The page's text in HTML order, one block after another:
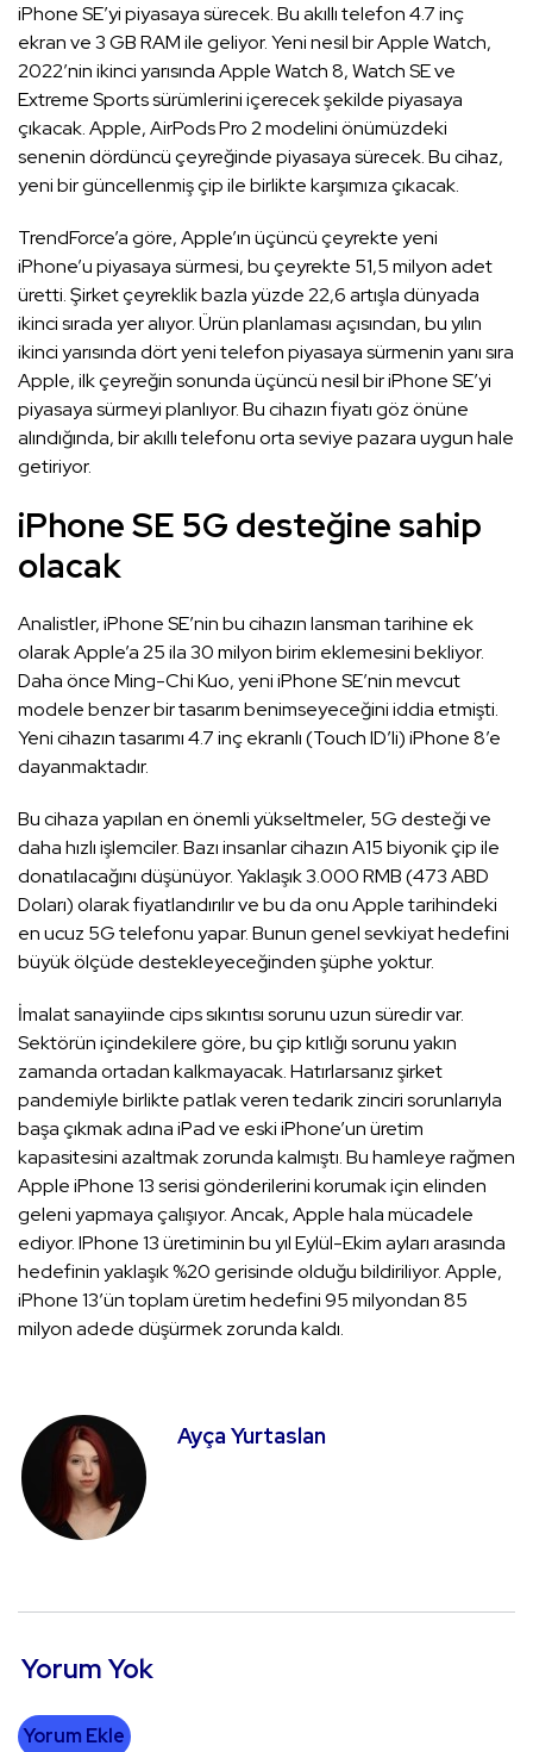
iPhone SE’yi piyasaya sürecek. Bu akıllı telefon 4.7 inç
ekran ve 3 GB RAM ile geliyor. Yeni nesil bir Apple Watch,
2022’nin ikinci yarısında Apple Watch 8, Watch SE ve
Extreme Sports sürümlerini içerecek şekilde piyasaya
çıkacak. Apple, AirPods Pro 2 modelini önümüzdeki
senenin dördüncü çeyreğinde piyasaya sürecek. Bu cihaz,
yeni bir güncellenmiş çip ile birlikte karşımıza çıkacak.
TrendForce’a göre, Apple’ın üçüncü çeyrekte yeni
iPhone’u piyasaya sürmesi, bu çeyrekte 51,5 milyon adet
üretti. Şirket çeyreklik bazla yüzde 22,6 artışla dünyada
ikinci sırada yer alıyor. Ürün planlaması açısından, bu yılın
ikinci yarısında dört yeni telefon piyasaya sürmenin yanı sıra
Apple, ilk çeyreğin sonunda üçüncü nesil bir iPhone SE’yi
piyasaya sürmeyi planlıyor. Bu cihazın fiyatı göz önüne
alındığında, bir akıllı telefonu orta seviye pazara uygun hale
getiriyor.
iPhone SE 5G desteğine sahip
olacak
Analistler, iPhone SE’nin bu cihazın lansman tarihine ek
olarak Apple’a 25 ila 30 milyon birim eklemesini bekliyor.
Daha önce Ming-Chi Kuo, yeni iPhone SE’nin mevcut
modele benzer bir tasarım benimseyeceğini iddia etmişti.
Yeni cihazın tasarımı 4.7 inç ekranlı (Touch ID’li) iPhone 8’e
dayanmaktadır.
Bu cihaza yapılan en önemli yükseltmeler, 5G desteği ve
daha hızlı işlemciler. Bazı insanlar cihazın A15 biyonik çip ile
donatılacağını düşünüyor. Yaklaşık 3.000 RMB (473 ABD
Doları) olarak fiyatlandırılır ve bu da onu Apple tarihindeki
en ucuz 5G telefonu yapar. Bunun genel sevkiyat hedefini
büyük ölçüde destekleyeceğinden şüphe yoktur.
İmalat sanayiinde cips sıkıntısı sorunu uzun süredir var.
Sektörün içindekilere göre, bu çip kıtlığı sorunu yakın
zamanda ortadan kalkmayacak. Hatırlarsanız şirket
pandemiyle birlikte patlak veren tedarik zinciri sorunlarıyla
başa çıkmak adına iPad ve eski iPhone’un üretim
kapasitesini azaltmak zorunda kalmıştı. Bu hamleye rağmen
Apple iPhone 13 serisi gönderilerini korumak için elinden
geleni yapmaya çalışıyor. Ancak, Apple hala mücadele
ediyor. IPhone 13 üretiminin bu yıl Eylül-Ekim ayları arasında
hedefinin yaklaşık %20 gerisinde olduğu bildiriliyor. Apple,
iPhone 13’ün toplam üretim hedefini 95 milyondan 85
milyon adede düşürmek zorunda kaldı.
Ayça Yurtaslan
Yorum Yok
Yorum Ekle